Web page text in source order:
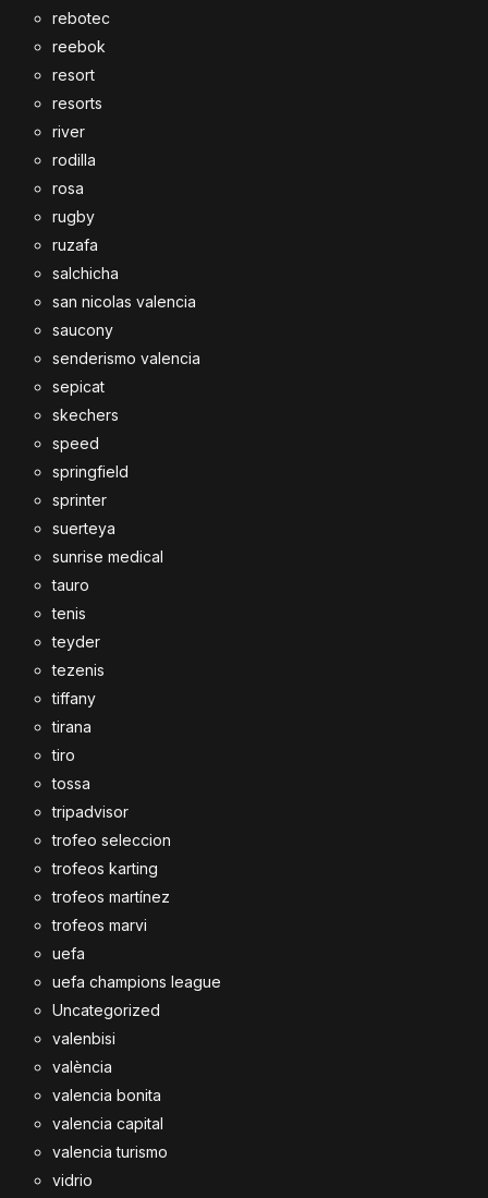
rebotec
reebok
resort
resorts
river
rodilla
rosa
rugby
ruzafa
salchicha
san nicolas valencia
saucony
senderismo valencia
sepicat
skechers
speed
springfield
sprinter
suerteya
sunrise medical
tauro
tenis
teyder
tezenis
tiffany
tirana
tiro
tossa
tripadvisor
trofeo seleccion
trofeos karting
trofeos martínez
trofeos marvi
uefa
uefa champions league
Uncategorized
valenbisi
valència
valencia bonita
valencia capital
valencia turismo
vidrio